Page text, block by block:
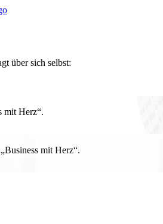
über sich selbst:
mit Herz“.
mit Herz“.